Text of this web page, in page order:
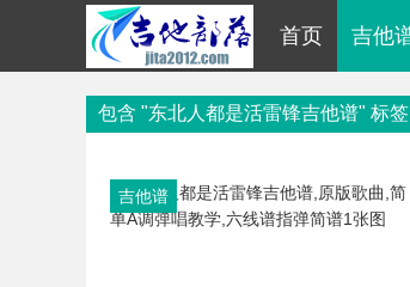
首页 吉他
包含 "东北人都是活雷锋吉他谱" 标
吉他谱